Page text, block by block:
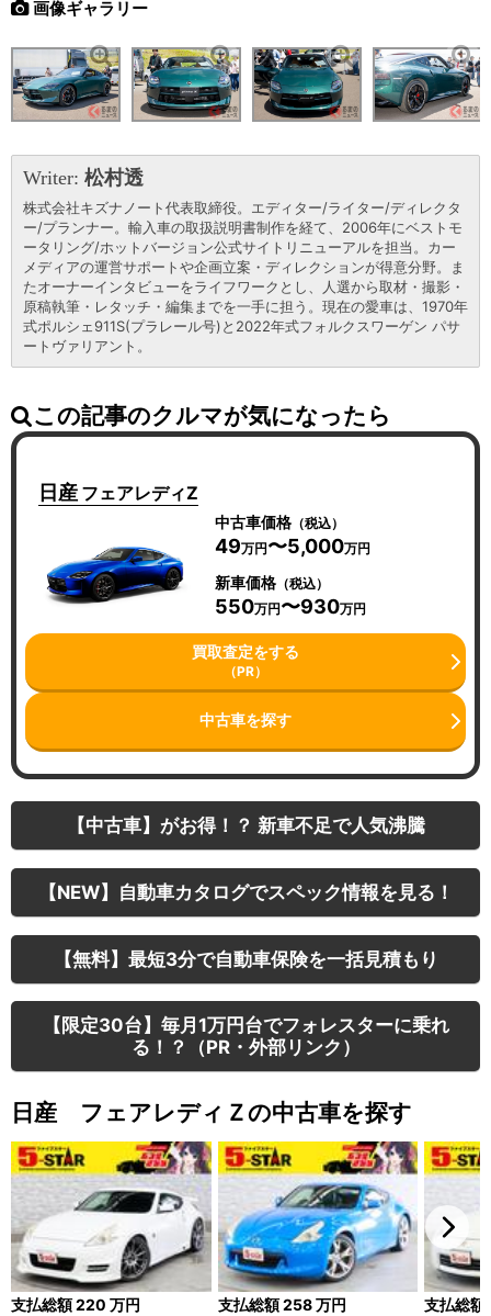
画像ギャラリー
Writer: 松村透
株式会社キズナノート代表取締役。エディター/ライター/ディレクタ
ー/プランナー。輸入車の取扱説明書制作を経て、2006年にベストモ
ータリング/ホットバージョン公式サイトリニューアルを担当。カー
メディアの運営サポートや企画立案・ディレクションが得意分野。ま
たオーナーインタビューをライフワークとし、人選から取材・撮影・
原稿執筆・レタッチ・編集までを一手に担う。現在の愛車は、1970年
式ポルシェ911S(プラレール号)と2022年式フォルクスワーゲン パサ
ートヴァリアント。
この記事のクルマが気になったら
日産 フェアレディZ
中古車価格（税込）
49万円〜5,000万円
新車価格（税込）
550万円〜930万円
買取査定をする
（PR）
中古車を探す
【中古車】がお得！？ 新車不足で人気沸騰
【NEW】自動車カタログでスペック情報を見る！
【無料】最短3分で自動車保険を一括見積もり
【限定30台】毎月1万円台でフォレスターに乗れ
る！？（PR・外部リンク）
日産 フェアレディＺの中古車を探す
支払総額220 万円 支払総額258万円 支払総額